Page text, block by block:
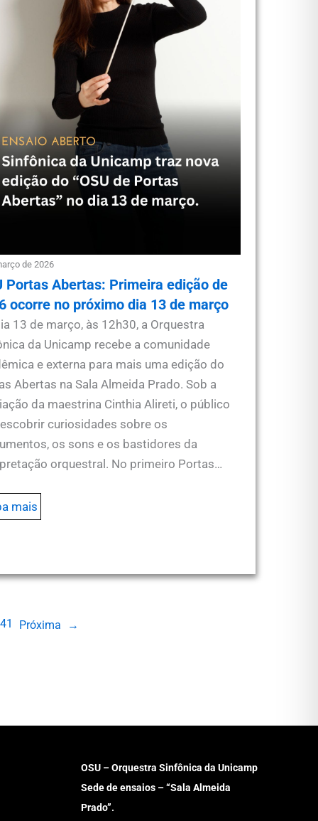
de 2026
Portas Abertas: Primeira edição de
ocorre no próximo dia 13 de março
13 de março, às 12h30, a Orquestra
da Unicamp recebe a comunidade
e externa para mais uma edição do
Abertas na Sala Almeida Prado. Sob a
da maestrina Cinthia Alireti, o público
curiosidades sobre os
os sons e os bastidores da
orquestral. No primeiro Portas…
mais
41 Próxima
→
OSU – Orquestra Sinfônica da Unicamp
Sede de ensaios – “Sala Almeida
Prado”.